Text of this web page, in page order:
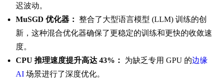
迟波动。
MuSGD 优化器： 整合了大型语言模型 (LLM) 训练的创
新，这种混合优化器确保了更稳定的训练和更快的收敛速
度。
CPU 推理速度提升高达 43%：
为缺乏专用 GPU 的边缘
AI 场景进行了深度优化。